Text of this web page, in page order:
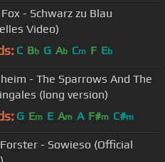
- Schwarz zu Blau
Video)
C Bb G Ab Cm F Eb
- The Sparrows And The
(long version)
G Em E Am A F#m C#m
- Sowieso (Official